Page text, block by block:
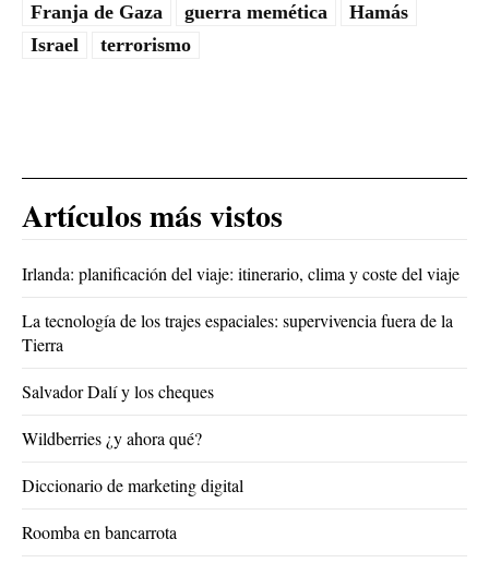
Franja de Gaza
guerra memética
Hamás
Israel
terrorismo
Artículos más vistos
Irlanda: planificación del viaje: itinerario, clima y coste del viaje
La tecnología de los trajes espaciales: supervivencia fuera de la
Tierra
Salvador Dalí y los cheques
Wildberries ¿y ahora qué?
Diccionario de marketing digital
Roomba en bancarrota